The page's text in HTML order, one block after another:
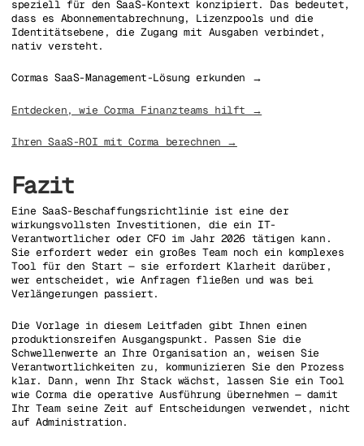
speziell für den SaaS-Kontext konzipiert. Das bedeutet,
dass es Abonnementabrechnung, Lizenzpools und die
Identitätsebene, die Zugang mit Ausgaben verbindet,
nativ versteht.
Cormas SaaS-Management-Lösung erkunden →
Entdecken, wie Corma Finanzteams hilft →
Ihren SaaS-ROI mit Corma berechnen →
Fazit
Eine SaaS-Beschaffungsrichtlinie ist eine der
wirkungsvollsten Investitionen, die ein IT-
Verantwortlicher oder CFO im Jahr 2026 tätigen kann.
Sie erfordert weder ein großes Team noch ein komplexes
Tool für den Start — sie erfordert Klarheit darüber,
wer entscheidet, wie Anfragen fließen und was bei
Verlängerungen passiert.
Die Vorlage in diesem Leitfaden gibt Ihnen einen
produktionsreifen Ausgangspunkt. Passen Sie die
Schwellenwerte an Ihre Organisation an, weisen Sie
Verantwortlichkeiten zu, kommunizieren Sie den Prozess
klar. Dann, wenn Ihr Stack wächst, lassen Sie ein Tool
wie Corma die operative Ausführung übernehmen — damit
Ihr Team seine Zeit auf Entscheidungen verwendet, nicht
auf Administration.